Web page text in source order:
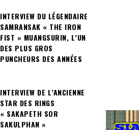
INTERVIEW DU LÉGENDAIRE
SAMRANSAK « THE IRON
FIST » MUANGSURIN, L’UN
DES PLUS GROS
PUNCHEURS DES ANNÉES
INTERVIEW DE L’ANCIENNE
STAR DES RINGS
« SAKAPETH SOR
SAKULPHAN »